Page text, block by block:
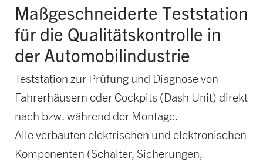
Maßgeschneiderte Teststation
für die Qualitätskontrolle in
der Automobilindustrie
Teststation zur Prüfung und Diagnose von
Fahrerhäusern oder Cockpits (Dash Unit) direkt
nach bzw. während der Montage.
Alle verbauten elektrischen und elektronischen
Komponenten (Schalter, Sicherungen,